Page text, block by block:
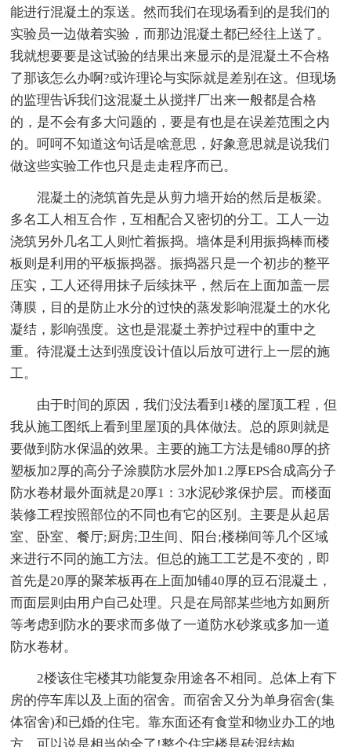
能进行混凝土的泵送。然而我们在现场看到的是我们的
实验员一边做着实验，而那边混凝土都已经往上送了。
我就想要要是这试验的结果出来显示的是混凝土不合格
了那该怎么办啊?或许理论与实际就是差别在这。但现场
的监理告诉我们这混凝土从搅拌厂出来一般都是合格
的，是不会有多大问题的，要是有也是在误差范围之内
的。呵呵不知道这句话是啥意思，好象意思就是说我们
做这些实验工作也只是走走程序而已。
混凝土的浇筑首先是从剪力墙开始的然后是板梁。
多名工人相互合作，互相配合又密切的分工。工人一边
浇筑另外几名工人则忙着振捣。墙体是利用振捣棒而楼
板则是利用的平板振捣器。振捣器只是一个初步的整平
压实，工人还得用抹子后续抹平，然后在上面加盖一层
薄膜，目的是防止水分的过快的蒸发影响混凝土的水化
凝结，影响强度。这也是混凝土养护过程中的重中之
重。待混凝土达到强度设计值以后放可进行上一层的施
工。
由于时间的原因，我们没法看到1楼的屋顶工程，但
我从施工图纸上看到里屋顶的具体做法。总的原则就是
要做到防水保温的效果。主要的施工方法是铺80厚的挤
塑板加2厚的高分子涂膜防水层外加1.2厚EPS合成高分子
防水卷材最外面就是20厚1：3水泥砂浆保护层。而楼面
装修工程按照部位的不同也有它的区别。主要是从起居
室、卧室、餐厅;厨房;卫生间、阳台;楼梯间等几个区域
来进行不同的施工方法。但总的施工工艺是不变的，即
首先是20厚的聚苯板再在上面加铺40厚的豆石混凝土，
而面层则由用户自己处理。只是在局部某些地方如厕所
等考虑到防水的要求而多做了一道防水砂浆或多加一道
防水卷材。
2楼该住宅楼其功能复杂用途各不相同。总体上有下
房的停车库以及上面的宿舍。而宿舍又分为单身宿舍(集
体宿舍)和已婚的住宅。靠东面还有食堂和物业办工的地